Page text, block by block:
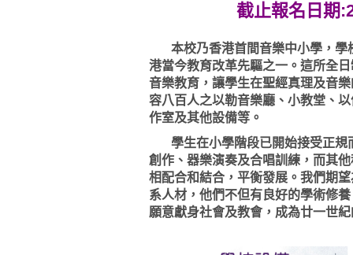
截止報名日期
本校乃香港首間音樂中小學，學
港當今教育改革先驅之一。這所全
音樂教育，讓學生在聖經真理及音
容八百人之以勒音樂廳、小教堂、
作室及其他設備等。
學生在小學階段已開始接受正規
創作、器樂演奏及合唱訓練，而其
相配合和結合，平衡發展。我們期
系人材，他們不但有良好的學術修
願意獻身社會及教會，成為廿一世